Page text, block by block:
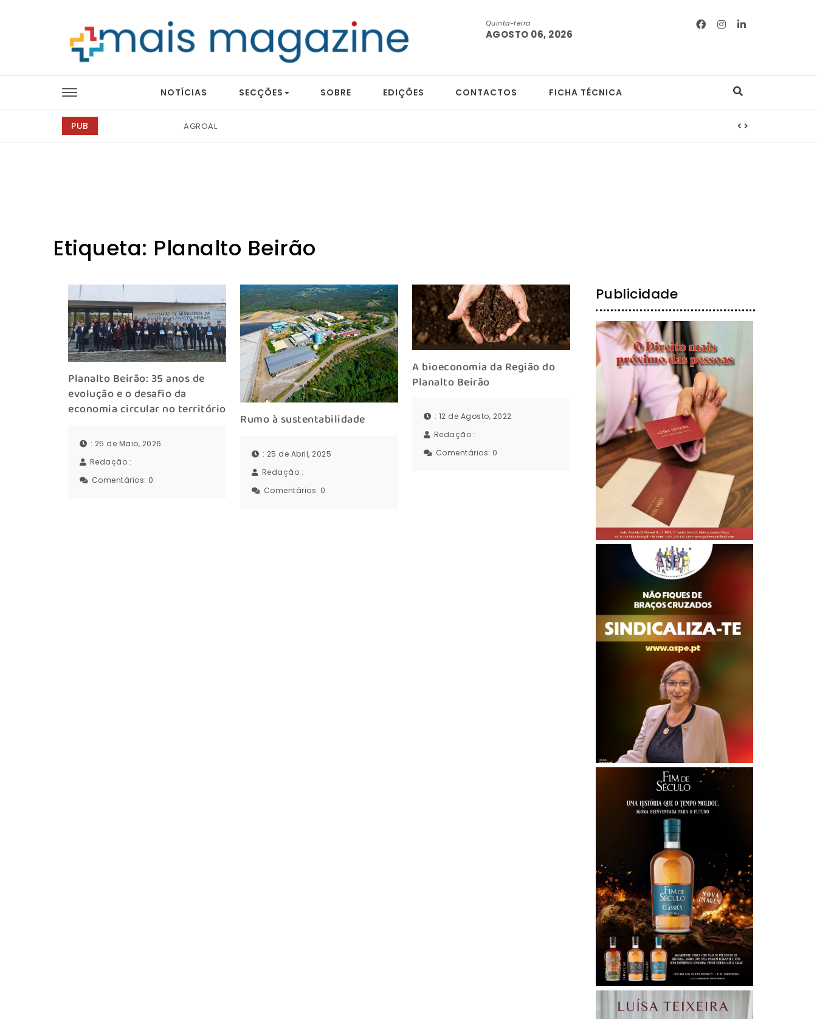
Quinta-feira
AGOSTO 06, 2026
NOTÍCIAS SECÇÕES SOBRE EDIÇÕES CONTACTOS FICHA TÉCNICA
PUB Idanha-a-Nova
Etiqueta: Planalto Beirão
Planalto Beirão: 35 anos de
evolução e o desafio da
economia circular no território
: 25 de Maio, 2026
Redação::
Comentários: 0
Rumo à sustentabilidade
: 25 de Abril, 2025
Redação::
Comentários: 0
A bioeconomia da Região do
Planalto Beirão
: 12 de Agosto, 2022
Redação::
Comentários: 0
Publicidade